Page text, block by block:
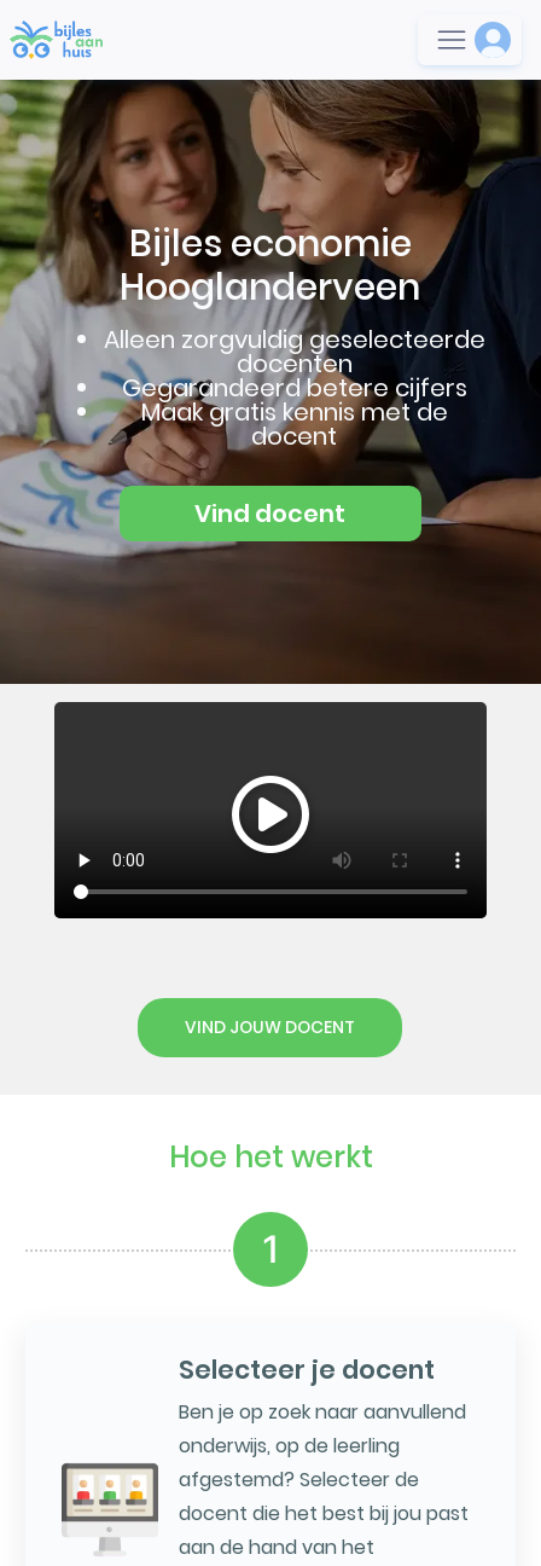
Bijles economie
Hooglanderveen
Alleen zorgvuldig geselecteerde
docenten
Gegarandeerd betere cijfers
Maak gratis kennis met de
docent
Vind docent
VIND JOUW DOCENT
Hoe het werkt
1
Selecteer je docent
Ben je op zoek naar aanvullend
onderwijs, op de leerling
afgestemd? Selecteer de
docent die het best bij jou past
aan de hand van het